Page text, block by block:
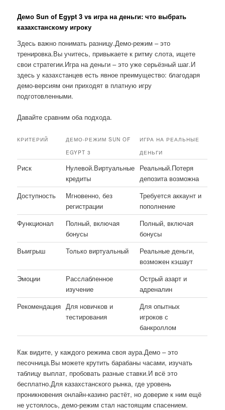
Демо Sun of Egypt 3 vs игра на деньги: что выбрать
казахстанскому игроку
Здесь важно понимать разницу.Демо-режим – это
тренировка.Вы учитесь, привыкаете к ритму слота, ищете
свои стратегии.Игра на деньги – это уже серьёзный шаг.И
здесь у казахстанцев есть явное преимущество: благодаря
демо-версиям они приходят в платную игру
подготовленными.
Давайте сравним оба подхода.
КРИТЕРИЙ
ДЕМО-РЕЖИМ SUN OF
EGYPT 3
ИГРА НА РЕАЛЬНЫЕ
ДЕНЬГИ
Риск
Нулевой.Виртуальные
кредиты
Реальный.Потеря
депозита возможна
Доступность
Мгновенно, без
регистрации
Требуется аккаунт и
пополнение
Функционал
Полный, включая
бонусы
Полный, включая
бонусы
Выигрыш
Только виртуальный
Реальные деньги,
возможен кэшаут
Эмоции
Расслабленное
изучение
Острый азарт и
адреналин
Рекомендация Для новичков и
тестирования
Для опытных
игроков с
банкроллом
Как видите, у каждого режима своя аура.Демо – это
песочница.Вы можете крутить барабаны часами, изучать
таблицу выплат, пробовать разные ставки.И всё это
бесплатно.Для казахстанского рынка, где уровень
проникновения онлайн-казино растёт, но доверие к ним ещё
не устоялось, демо-режим стал настоящим спасением.